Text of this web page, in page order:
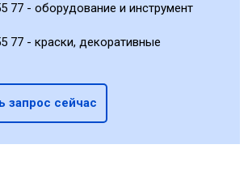
77 - оборудование и инструмент
77 - краски, декоративные
запрос сейчас